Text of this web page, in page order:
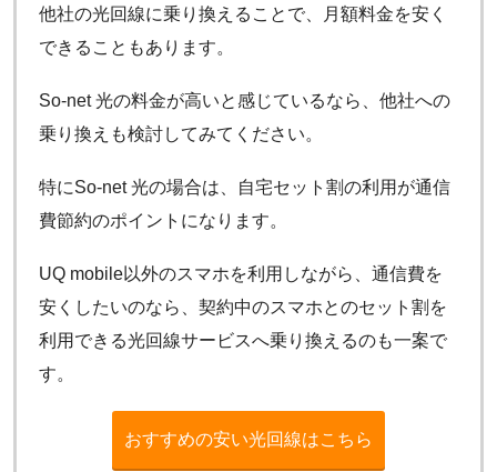
他社の光回線に乗り換えることで、月額料金を安く
できることもあります。
So-net 光の料金が高いと感じているなら、他社への
乗り換えも検討してみてください。
特にSo-net 光の場合は、自宅セット割の利用が通信
費節約のポイントになります。
UQ mobile以外のスマホを利用しながら、通信費を
安くしたいのなら、契約中のスマホとのセット割を
利用できる光回線サービスへ乗り換えるのも一案で
す。
おすすめの安い光回線はこちら